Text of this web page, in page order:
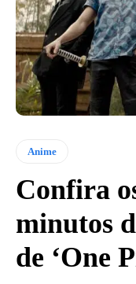
Anime
Confira
minutos
de ‘One